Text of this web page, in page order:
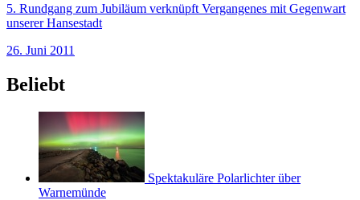
5. Rundgang zum Jubiläum verknüpft Vergangenes mit Gegenwart
unserer Hansestadt
26. Juni 2011
Beliebt
Spektakuläre Polarlichter über
Warnemünde